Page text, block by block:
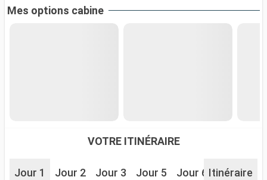
Mes options cabine
VOTRE ITINÉRAIRE
Jour 1 Jour 2 Jour 3 Jour 5 Jour 6 Jour 7
Itinéraire